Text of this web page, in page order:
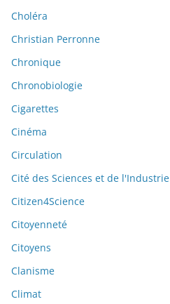
Choléra
Christian Perronne
Chronique
Chronobiologie
Cigarettes
Cinéma
Circulation
Cité des Sciences et de l'Industrie
Citizen4Science
Citoyenneté
Citoyens
Clanisme
Climat